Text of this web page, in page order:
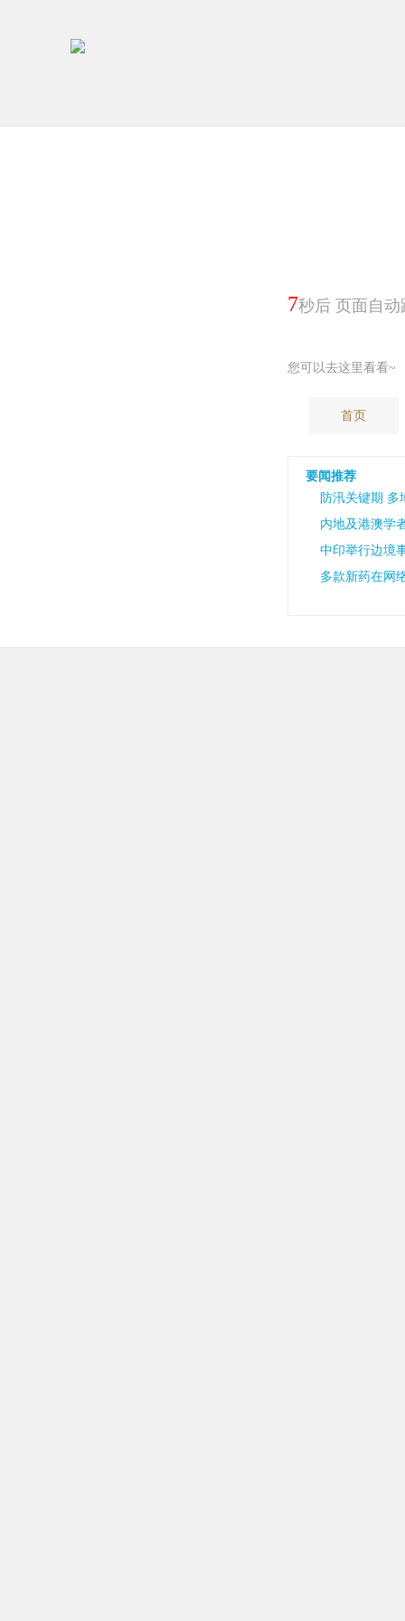
7秒后 页面自动
您可以去这里看看~
首页
要闻推荐
防汛关键期 多
内地及港澳学
中印举行边境
多款新药在网